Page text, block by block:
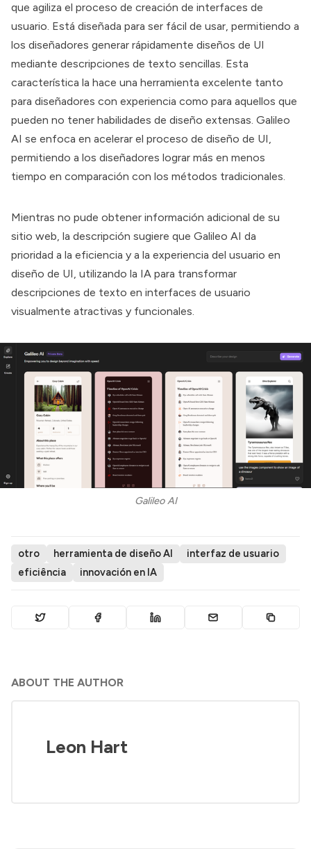
que agiliza el proceso de creación de interfaces de
usuario. Está diseñada para ser fácil de usar, permitiendo a
los diseñadores generar rápidamente diseños de UI
mediante descripciones de texto sencillas. Esta
característica la hace una herramienta excelente tanto
para diseñadores con experiencia como para aquellos que
pueden no tener habilidades de diseño extensas. Galileo
AI se enfoca en acelerar el proceso de diseño de UI,
permitiendo a los diseñadores lograr más en menos
tiempo en comparación con los métodos tradicionales.
Mientras no pude obtener información adicional de su
sitio web, la descripción sugiere que Galileo AI da
prioridad a la eficiencia y a la experiencia del usuario en
diseño de UI, utilizando la IA para transformar
descripciones de texto en interfaces de usuario
visualmente atractivas y funcionales.
Galileo AI
otro herramienta de diseño AI
interfaz de usuario
eficiência
innovación en IA
ABOUT THE AUTHOR
Leon Hart